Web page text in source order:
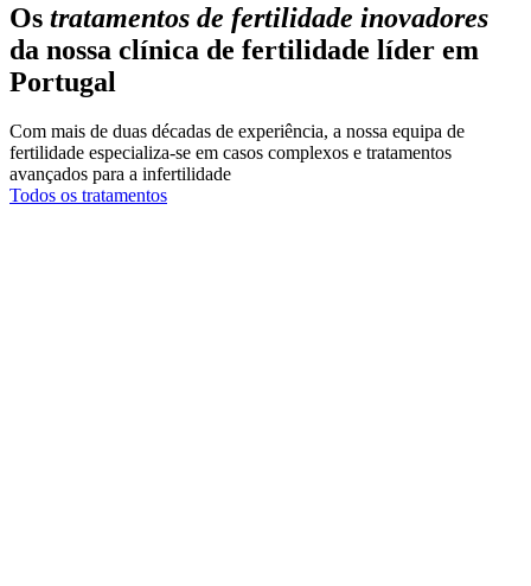
Os tratamentos de fertilidade inovadores
da nossa clínica de fertilidade líder em
Portugal
Com mais de duas décadas de experiência, a nossa equipa de
fertilidade especializa-se em casos complexos e tratamentos
avançados para a infertilidade
Todos os tratamentos